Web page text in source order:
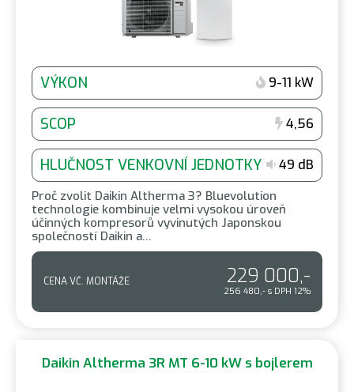
VÝKON 9-11 kW
SCOP 4,56
HLUČNOST VENKOVNÍ JEDNOTKY 49 dB
Proč zvolit Daikin Altherma 3? Bluevolution
technologie kombinuje velmi vysokou úroveň
účinných kompresorů vyvinutých Japonskou
společností Daikin a…
CENA VČ. MONTÁŽE 229 000,-
256 480,- s DPH 12%
Daikin Altherma 3R MT 6-10 kW s bojlerem